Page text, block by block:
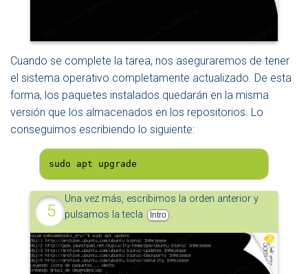
Cuando se complete la tarea, nos aseguraremos de tener
el sistema operativo completamente actualizado. De esta
forma, los paquetes instalados quedarán en la misma
versión que los almacenados en los repositorios. Lo
conseguimos escribiendo lo siguiente:
sudo apt upgrade
Una vez más, escribimos la orden anterior y
pulsamos la tecla
Intro .